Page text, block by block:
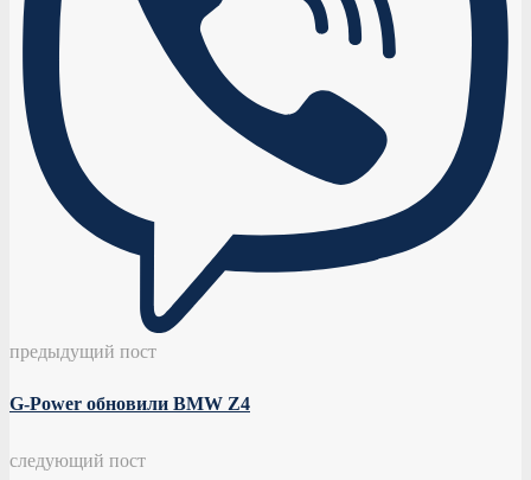
предыдущий пост
G-Power обновили BMW Z4
следующий пост